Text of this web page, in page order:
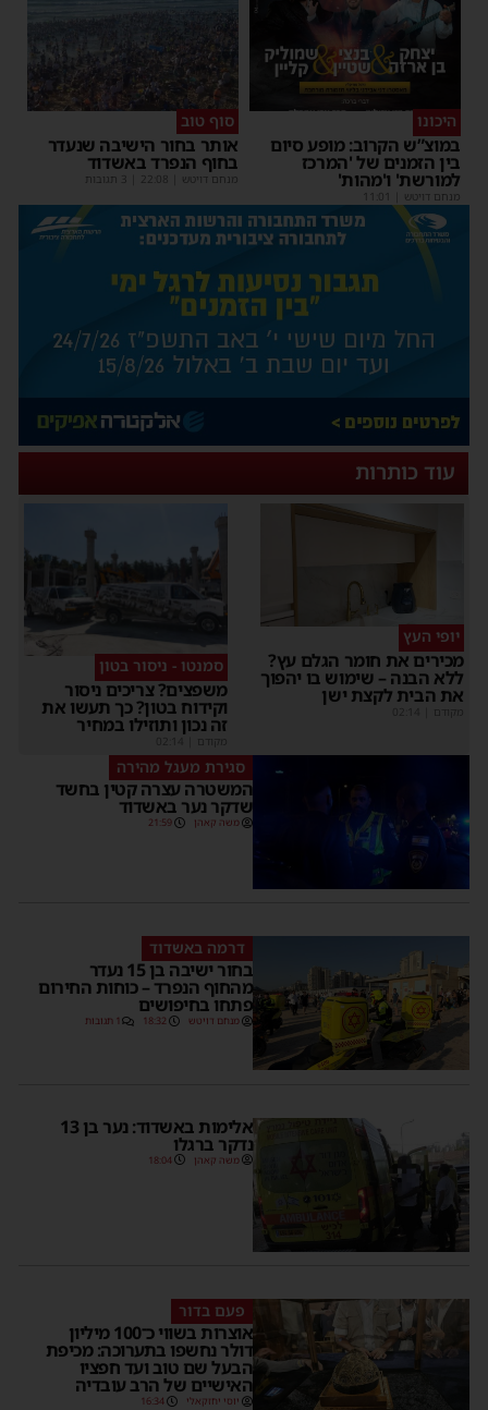
היכונו
במוצ”ש הקרוב: מופע סיום
בין הזמנים של 'המרכז
למורשת' ו'מהות'
מנחם דויטש 11:01
סוף טוב
אותר בחור הישיבה שנעדר
בחוף הנפרד באשדוד
מנחם דויטש 22:08
עוד כותרות
יופי העץ
מכירים את חומר הגלם עץ?
ללא הבנה – שימוש בו יהפוך
את הבית לקצת ישן
מקודם
סמנטו - ניסור בטון
משפצים? צריכים ניסור
וקידוח בטון? כך תעשו את
זה נכון ותוזילו במחיר
מקודם
סגירת מעגל מהירה
המשטרה עצרה קטין בחשד
שדקר נער באשדוד
משה קאהן 21:59
דרמה באשדוד
בחור ישיבה בן 15 נעדר
מהחוף הנפרד – כוחות החירום
פתחו בחיפושים
מנחם דויטש 18:32 1 תגובות
אלימות באשדוד: נער בן 13
נדקר ברגלו
משה קאהן 18:04
פעם בדור
אוצרות בשווי כ־100 מיליון
דולר נחשפו בתערוכה: מכיפת
הבעל שם טוב ועד חפציו
האישיים של הרב עובדיה
יוסי יחזקאלי 16:34